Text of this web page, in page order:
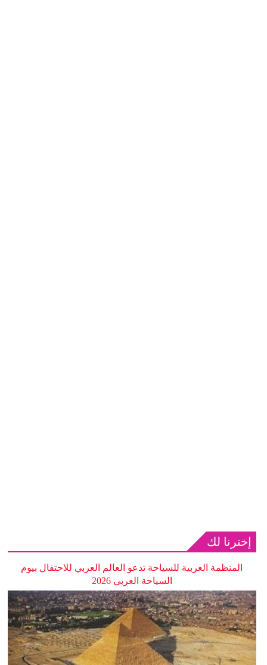
إخترنا لك
المنظمة العربية للسياحة تدعو العالم العربي للاحتفال بيوم
السياحة العربي 2026